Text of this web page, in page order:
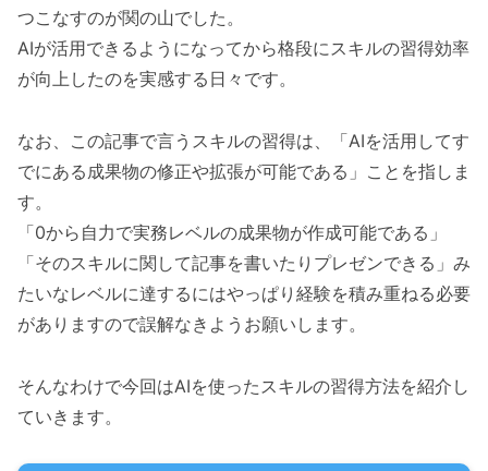
つこなすのが関の山でした。
AIが活用できるようになってから格段にスキルの習得効率
が向上したのを実感する日々です。
なお、この記事で言うスキルの習得は、「AIを活用してす
でにある成果物の修正や拡張が可能である」ことを指しま
す。
「0から自力で実務レベルの成果物が作成可能である」
「そのスキルに関して記事を書いたりプレゼンできる」み
たいなレベルに達するにはやっぱり経験を積み重ねる必要
がありますので誤解なきようお願いします。
そんなわけで今回はAIを使ったスキルの習得方法を紹介し
ていきます。